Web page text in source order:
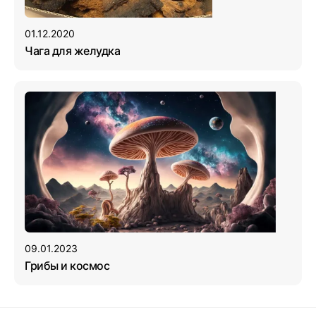
01.12.2020
Чага для желудка
09.01.2023
Грибы и космос